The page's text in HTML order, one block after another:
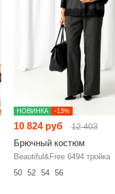
НОВИНКА -13%
10 824 руб 12 403
Брючный костюм
Beautiful&Free 6494 тройка
50
52 54 56